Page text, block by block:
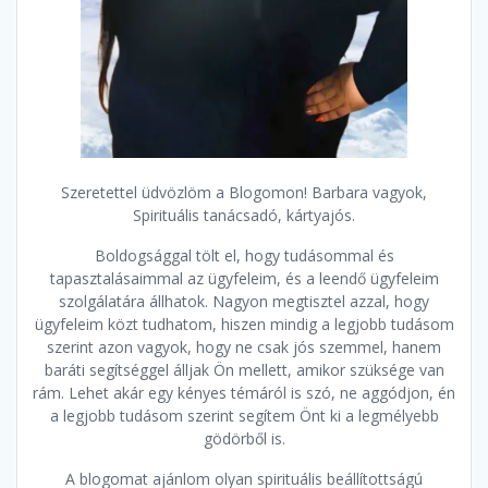
Szeretettel üdvözlöm a Blogomon! Barbara vagyok,
Spirituális tanácsadó, kártyajós.
Boldogsággal tölt el, hogy tudásommal és
tapasztalásaimmal az ügyfeleim, és a leendő ügyfeleim
szolgálatára állhatok. Nagyon megtisztel azzal, hogy
ügyfeleim közt tudhatom, hiszen mindig a legjobb tudásom
szerint azon vagyok, hogy ne csak jós szemmel, hanem
baráti segítséggel álljak Ön mellett, amikor szüksége van
rám. Lehet akár egy kényes témáról is szó, ne aggódjon, én
a legjobb tudásom szerint segítem Önt ki a legmélyebb
gödörből is.
A blogomat ajánlom olyan spirituális beállítottságú